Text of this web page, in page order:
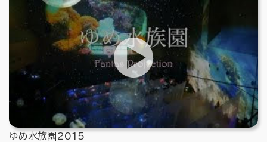
ゆめ水族園2015